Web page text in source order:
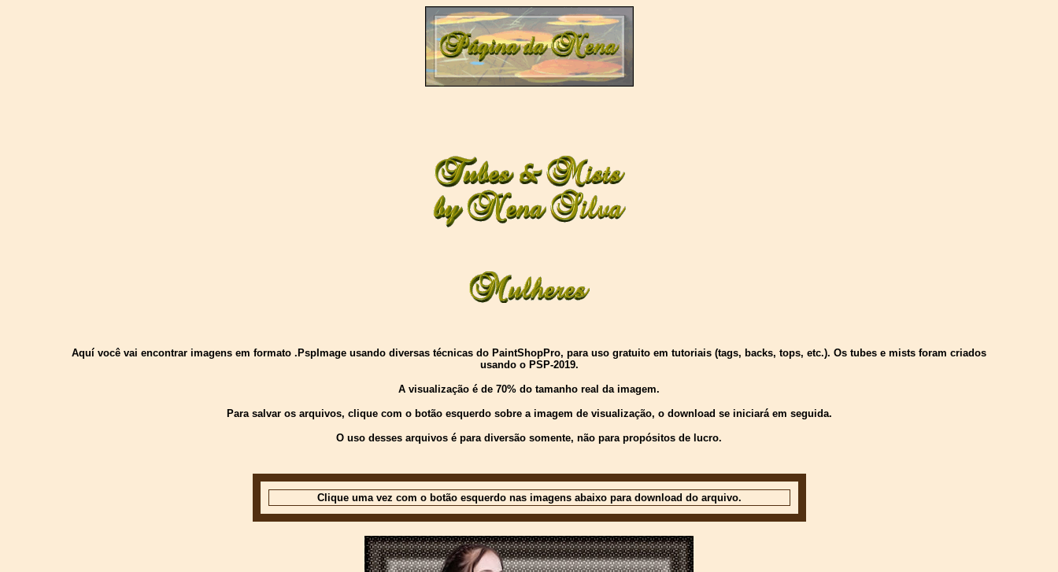
Aquí você vai encontrar imagens em formato .PspImage usando diversas técnicas do PaintShopPro, para uso gratuito em tutoriais (tags, backs, tops, etc.). Os tubes e mists foram criados
usando o PSP-2019.
A visualização é de 70% do tamanho real da imagem.
Para salvar os arquivos, clique com o botão esquerdo sobre a imagem de visualização, o download se iniciará em seguida.
O uso desses arquivos é para diversão somente, não para propósitos de lucro.
Clique uma vez com o botão esquerdo nas imagens abaixo para download do arquivo.